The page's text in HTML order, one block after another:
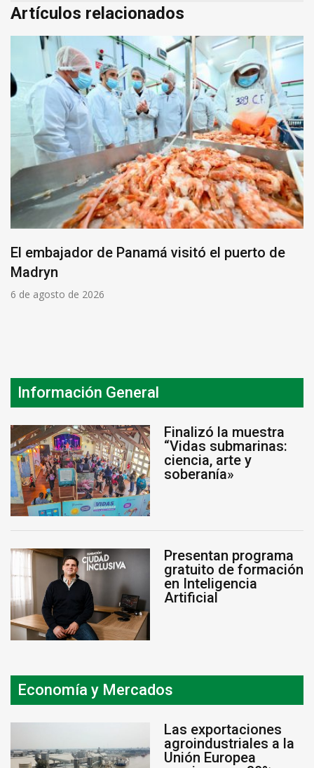
Artículos relacionados
El embajador de Panamá visitó el puerto de
Madryn
6 de agosto de 2026
Información General
Finalizó la muestra
“Vidas submarinas:
ciencia, arte y
soberanía»
Presentan programa
gratuito de formación
en Inteligencia
Artificial
Economía y Mercados
Las exportaciones
agroindustriales a la
Unión Europea